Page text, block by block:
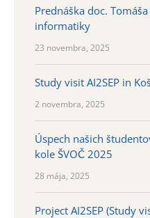
Prednáška doc.
informatiky
23 novembra, 2025
Study visit AI2SEP in
2 novembra, 2025
Úspech našich
kole ŠVOČ 2025
28 mája, 2025
Project AI2SEP (Study